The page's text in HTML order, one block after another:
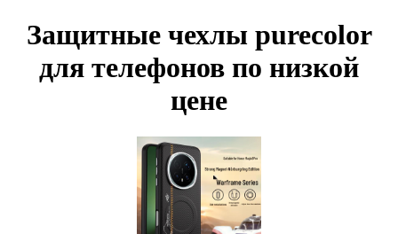
Защитные чехлы purecolor
для телефонов по низкой
цене